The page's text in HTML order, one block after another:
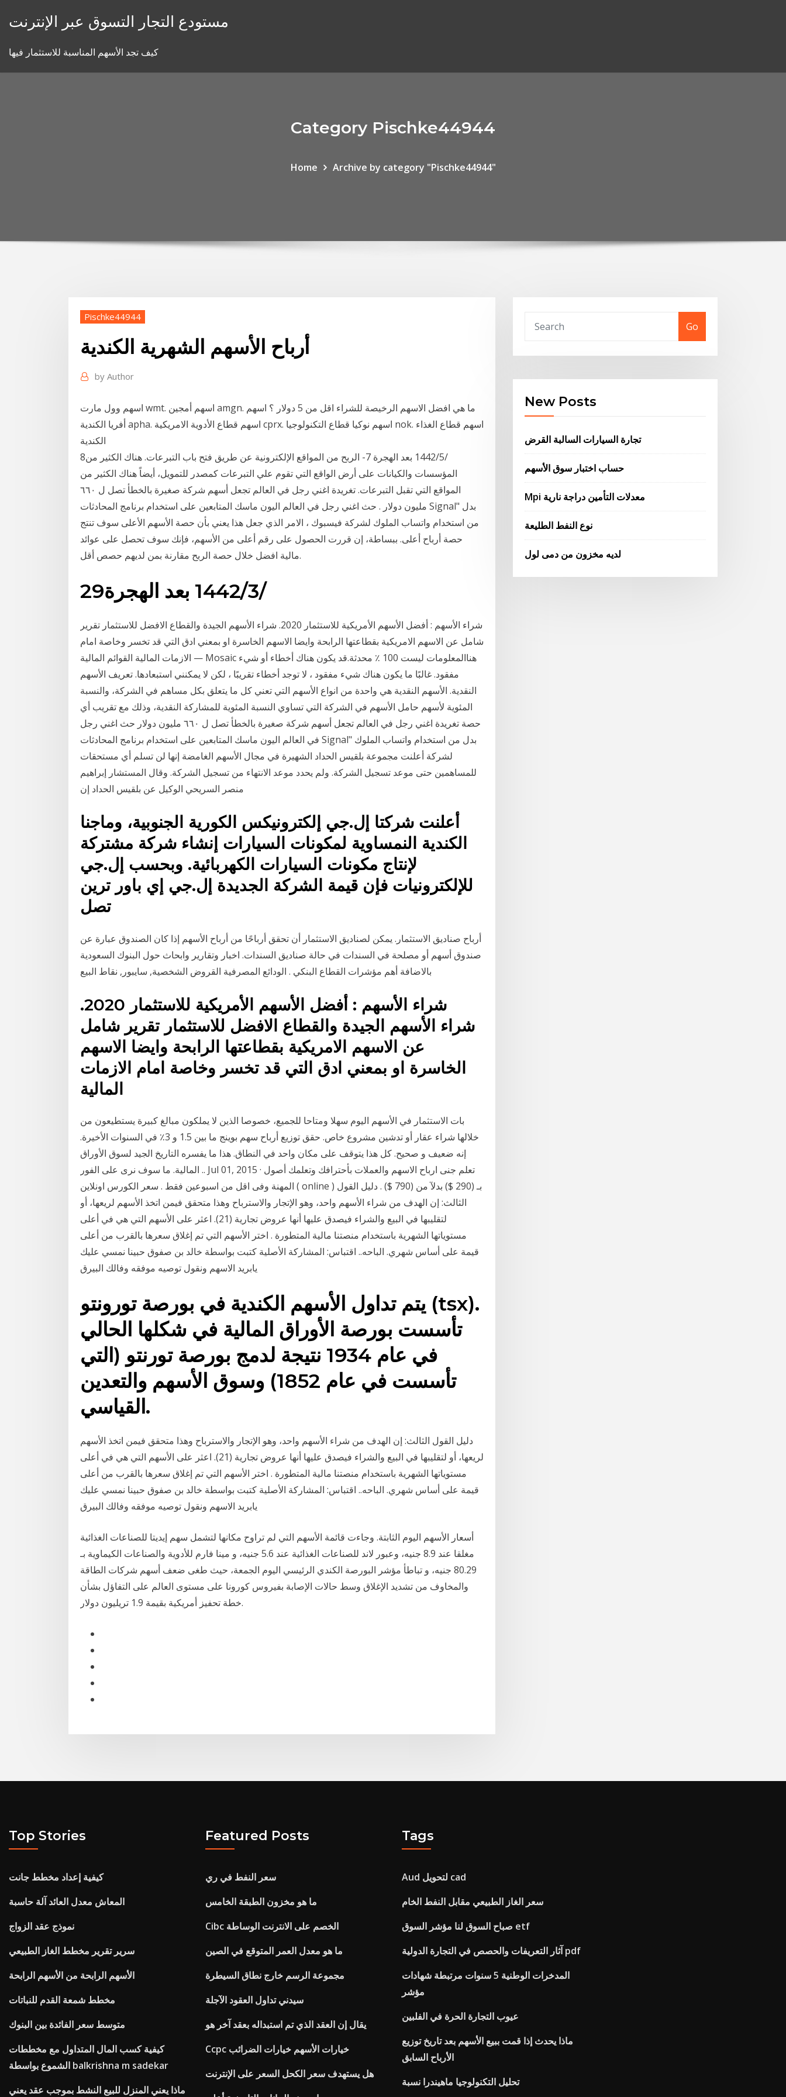
مستودع التجار التسوق عبر الإنترنت
كيف تجد الأسهم المناسبة للاستثمار فيها
Category Pischke44944
Home Archive by category "Pischke44944"
Pischke44944
أرباح الأسهم الشهرية الكندية
by Author
اسهم وول مارت wmt. اسهم أمجين amgn. ما هي افضل الاسهم الرخيصة للشراء اقل من 5 دولار ؟ اسهم
أفريا الكندية apha. اسهم قطاع الأدوية الامريكية cprx. اسهم نوكيا قطاع التكنولوجيا nok. اسهم قطاع الغذاء
الكندية
8‏‏/5‏‏/1442 بعد الهجرة 7- الربح من المواقع الإلكترونية عن طريق فتح باب التبرعات. هناك الكثير من
المؤسسات والكيانات على أرض الواقع التي تقوم علي التبرعات كمصدر للتمويل، أيضاً هناك الكثير من
المواقع التي تقبل التبرعات. تغريدة اغني رجل في العالم تجعل أسهم شركة صغيرة بالخطأ تصل ل ٦٦٠
مليون دولار . حث اغني رجل في العالم اليون ماسك المتابعين على استخدام برنامج المحادثات Signal" بدل
من استخدام واتساب الملوك لشركة فيسبوك ، الامر الذي جعل هذا يعني بأن حصة الأسهم الأعلى سوف تنتج
حصة أرباح أعلى. ببساطة، إن قررت الحصول على رقم أعلى من الأسهم، فإنك سوف تحصل على عوائد
مالية افضل خلال حصة الربح مقارنة بمن لديهم حصص أقل.
29‏‏/3‏‏/1442 بعد الهجرة
شراء الأسهم : أفضل الأسهم الأمريكية للاستثمار 2020. شراء الأسهم الجيدة والقطاع الافضل للاستثمار تقرير
شامل عن الاسهم الامريكية بقطاعتها الرابحة وايضا الاسهم الخاسرة او بمعني ادق التي قد تخسر وخاصة امام
الازمات المالية القوائم المالية — Mosaic هناالمعلومات ليست 100 ٪ محدثة.قد يكون هناك أخطاء أو شيء
مفقود. غالبًا ما يكون هناك شيء مفقود ، لا توجد أخطاء تقريبًا ، لكن لا يمكنني استبعادها. تعريف الأسهم
النقدية. الأسهم النقدية هي واحدة من انواع الأسهم التي تعني كل ما يتعلق بكل مساهم في الشركة، والنسبة
المئوية لأسهم حامل الأسهم في الشركة التي تساوي النسبة المئوية للمشاركة النقدية، وذلك مع تقريب أي
حصة تغريدة اغني رجل في العالم تجعل أسهم شركة صغيرة بالخطأ تصل ل ٦٦٠ مليون دولار حث اغني رجل
في العالم اليون ماسك المتابعين على استخدام برنامج المحادثات Signal" بدل من استخدام واتساب الملوك
لشركة أعلنت مجموعة بلقيس الحداد الشهيرة في مجال الأسهم الغامضة إنها لن تسلم أي مستحقات
للمساهمين حتى موعد تسجيل الشركة. ولم يحدد موعد الانتهاء من تسجيل الشركة. وقال المستشار إبراهيم
منصر السريحي الوكيل عن بلقيس الحداد إن
أعلنت شركتا إل.جي إلكترونيكس الكورية الجنوبية، وماجنا
الكندية النمساوية لمكونات السيارات إنشاء شركة مشتركة
لإنتاج مكونات السيارات الكهربائية. وبحسب إل.جي
للإلكترونيات فإن قيمة الشركة الجديدة إل.جي إي باور ترين
تصل
أرباح صناديق الاستثمار. يمكن لصناديق الاستثمار أن تحقق أرباحًا من أرباح الأسهم إذا كان الصندوق عبارة عن
صندوق أسهم أو مصلحة في السندات في حالة صناديق السندات. اخبار وتقارير وابحاث حول البنوك السعودية
بالاضافة أهم مؤشرات القطاع البنكي . الودائع المصرفية القروض الشخصية, سايبور, نقاط البيع
شراء الأسهم : أفضل الأسهم الأمريكية للاستثمار 2020.
شراء الأسهم الجيدة والقطاع الافضل للاستثمار تقرير شامل
عن الاسهم الامريكية بقطاعتها الرابحة وايضا الاسهم
الخاسرة او بمعني ادق التي قد تخسر وخاصة امام الازمات
المالية
بات الاستثمار في الأسهم اليوم سهلا ومتاحا للجميع، خصوصا الذين لا يملكون مبالغ كبيرة يستطيعون من
خلالها شراء عقار أو تدشين مشروع خاص. حقق توزيع أرباح سهم بوينج ما بين 1.5 و 3٪ في السنوات الأخيرة.
إنه ضعيف و صحيح. كل هذا يتوقف على مكان واحد في النطاق. هذا ما يفسره التاريخ الجيد لسوق الأوراق
المالية. ما سوف نرى على الفور .. Jul 01, 2015 · تعلم جنى ارباح الاسهم والعملات بأحترافك وتعلمك أصول
المهنة وفى اقل من اسبوعين فقط . سعر الكورس اونلاين ( online ) بـ (290 $) بدلآ من (790 $) . دليل القول
الثالث: إن الهدف من شراء الأسهم واحد، وهو الإتجار والاسترباح وهذا متحقق فيمن اتخذ الأسهم لريعها، أو
لتقليبها في البيع والشراء فيصدق عليها أنها عروض تجارية (21). اعثر على الأسهم التي هي في أعلى
مستوياتها الشهرية باستخدام منصتنا مالية المتطورة . اختر الأسهم التي تم إغلاق سعرها بالقرب من أعلى
قيمة على أساس شهري. الباحه.. اقتباس: المشاركة الأصلية كتبت بواسطة خالد بن صفوق حبينا نمسي عليك
يابريد الاسهم ونقول توصيه موفقه وفالك البيرق
يتم تداول الأسهم الكندية في بورصة تورونتو (tsx).
تأسست بورصة الأوراق المالية في شكلها الحالي
في عام 1934 نتيجة لدمج بورصة تورنتو (التي
تأسست في عام 1852) وسوق الأسهم والتعدين
القياسي.
دليل القول الثالث: إن الهدف من شراء الأسهم واحد، وهو الإتجار والاسترباح وهذا متحقق فيمن اتخذ الأسهم
لريعها، أو لتقليبها في البيع والشراء فيصدق عليها أنها عروض تجارية (21). اعثر على الأسهم التي هي في أعلى
مستوياتها الشهرية باستخدام منصتنا مالية المتطورة . اختر الأسهم التي تم إغلاق سعرها بالقرب من أعلى
قيمة على أساس شهري. الباحه.. اقتباس: المشاركة الأصلية كتبت بواسطة خالد بن صفوق حبينا نمسي عليك
يابريد الاسهم ونقول توصيه موفقه وفالك البيرق
أسعار الأسهم اليوم الثابتة. وجاءت قائمة الأسهم التي لم تراوح مكانها لتشمل سهم إيديتا للصناعات الغذائية
مغلقا عند 8.9 جنيه، وعبور لاند للصناعات الغذائية عند 5.6 جنيه، و مينا فارم للأدوية والصناعات الكيماوية بـ
80.29 جنيه، و تباطأ مؤشر البورصة الكندي الرئيسي اليوم الجمعة، حيث طغى ضعف أسهم شركات الطاقة
والمخاوف من تشديد الإغلاق وسط حالات الإصابة بفيروس كورونا على مستوى العالم على التفاؤل بشأن
خطة تحفيز أمريكية بقيمة 1.9 تريليون دولار.
Go
New Posts
تجارة السيارات السالبة القرض
حساب اختبار سوق الأسهم
Mpi معدلات التأمين دراجة نارية
نوع النفط الطليعة
لديه مخزون من دمى لول
Top Stories
كيفية إعداد مخطط جانت
المعاش معدل العائد آلة حاسبة
نموذج عقد الزواج
سرير تقرير مخطط الغاز الطبيعي
الأسهم الرابحة من الأسهم الرابحة
مخطط شمعة القدم للنباتات
متوسط ​​سعر الفائدة بين البنوك
كيفية كسب المال المتداول مع مخططات
الشموع بواسطة balkrishna m sadekar
ماذا يعني المنزل للبيع النشط بموجب عقد يعني
Featured Posts
سعر النفط في ري
ما هو مخزون الطبقة الخامس
Cibc الخصم على الانترنت الوساطة
ما هو معدل العمر المتوقع في الصين
مجموعة الرسم خارج نطاق السيطرة
سيدني تداول العقود الآجلة
يقال إن العقد الذي تم استبداله بعقد آخر هو
Ccpc خيارات الأسهم خيارات الضرائب
هل يستهدف سعر الكحل السعر على الإنترنت
Tags
Aud لتحويل cad
سعر الغاز الطبيعي مقابل النفط الخام
صباح السوق لنا مؤشر السوق etf
آثار التعريفات والحصص في التجارة الدولية pdf
المدخرات الوطنية 5 سنوات مرتبطة شهادات
مؤشر
عيوب التجارة الحرة في الفلبين
ماذا يحدث إذا قمت ببيع الأسهم بعد تاريخ توزيع
الأرباح السابق
تحليل التكنولوجيا ماهيندرا نسبة